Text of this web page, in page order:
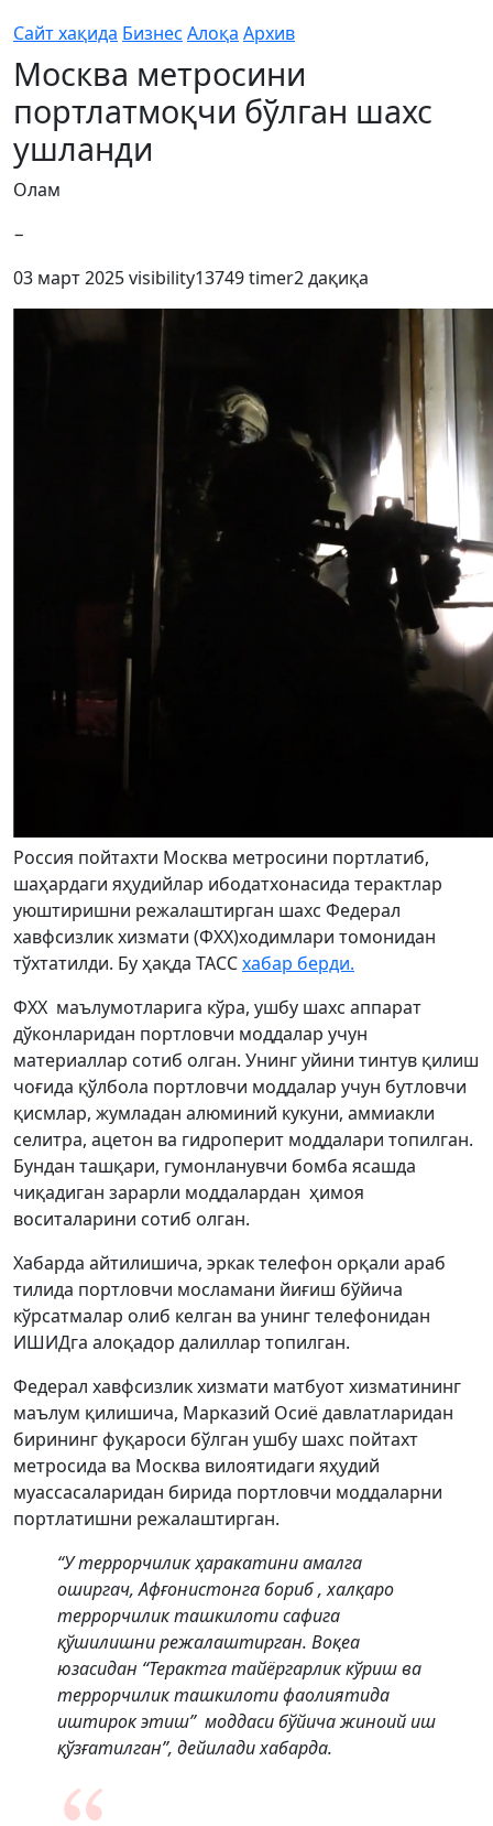
Сайт хақида Бизнес Алоқа Архив
Москва метросини
портлатмоқчи бўлган шахс
ушланди
Олам
−
03 март 2025visibility13749timer2 дақиқа
Россия пойтахти Москва метросини портлатиб,
шаҳардаги яҳудийлар ибодатхонасида терактлар
уюштиришни режалаштирган шахс Федерал
хавфсизлик хизмати (ФХХ)ходимлари томонидан
тўхтатилди. Бу ҳақда ТАССхабар берди.
ФХХ маълумотларига кўра, ушбу шахс аппарат
дўконларидан портловчи моддалар учун
материаллар сотиб олган. Унинг уйини тинтув қилиш
чоғида қўлбола портловчи моддалар учун бутловчи
қисмлар, жумладан алюминий кукуни, аммиакли
селитра, ацетон ва гидроперит моддалари топилган.
Бундан ташқари, гумонланувчи бомба ясашда
чиқадиган зарарли моддалардан ҳимоя
воситаларини сотиб олган.
Хабарда айтилишича, эркак телефон орқали араб
тилида портловчи мосламани йиғиш бўйича
кўрсатмалар олиб келган ва унинг телефонидан
ИШИДга алоқадор далиллар топилган.
Федерал хавфсизлик хизмати матбуот хизматининг
маълум қилишича, Марказий Осиё давлатларидан
бирининг фуқароси бўлган ушбу шахс пойтахт
метросида ва Москва вилоятидаги яҳудий
муассасаларидан бирида портловчи моддаларни
портлатишни режалаштирган.
“У террорчилик ҳаракатини амалга
оширгач, Афғонистонга бориб , халқаро
террорчилик ташкилоти сафига
қўшилишни режалаштирган. Воқеа
юзасидан “Терактга тайёргарлик кўриш ва
террорчилик ташкилоти фаолиятида
иштирок этиш” моддаси бўйича жиноий иш
қўзғатилган”, дейилади хабарда.